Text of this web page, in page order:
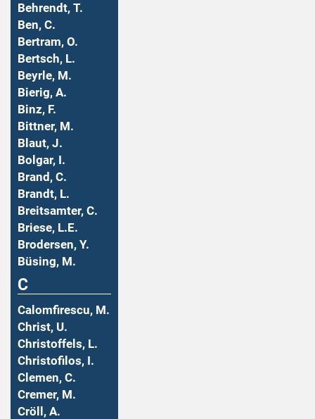
Behrendt, T.
Ben, C.
Bertram, O.
Bertsch, L.
Beyrle, M.
Bierig, A.
Binz, F.
Bittner, M.
Blaut, J.
Bolgar, I.
Brand, C.
Brandt, L.
Breitsamter, C.
Briese, L.E.
Brodersen, Y.
Büsing, M.
C
Calomfirescu, M.
Christ, U.
Christoffels, L.
Christofilos, I.
Clemen, C.
Cremer, M.
Cröll, A.